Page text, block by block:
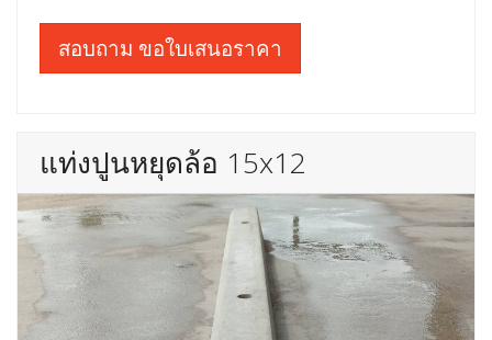
สอบถาม ขอใบเสนอราคา
แท่งปูนหยุดล้อ 15x12